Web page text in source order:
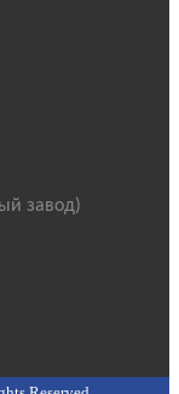
завод)